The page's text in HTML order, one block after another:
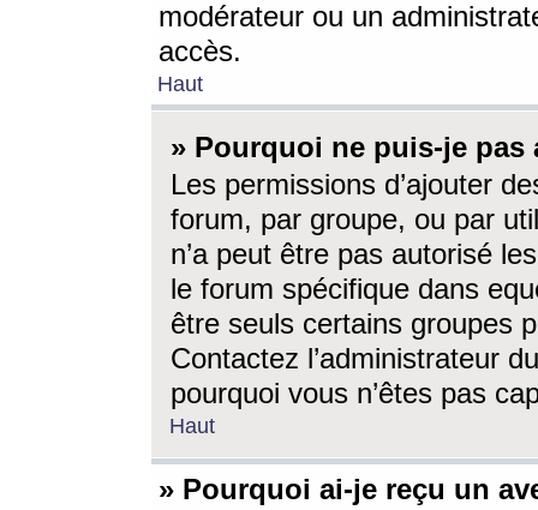
modérateur ou un
accès.
Haut
» Pourquoi ne puis-je
Les permissions d’ajouter
forum, par groupe, ou par
n’a peut être pas autorisé
le forum spécifique dans
être seuls certains groupes
Contactez l’administrateur
pourquoi vous n’êtes pas
Haut
» Pourquoi ai-je reçu un